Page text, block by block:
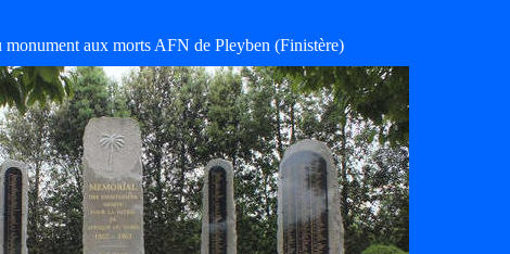
monument aux morts AFN de Pleyben (Finistère)